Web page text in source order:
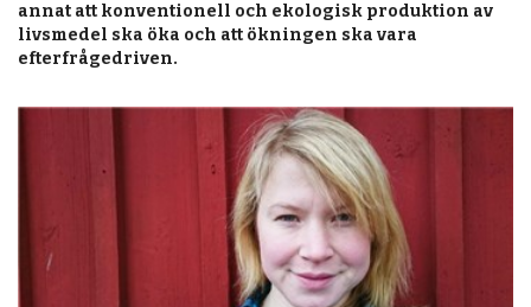
PRENUMERERA
OM OSS
annat att konventionell och ekologisk produktion av
livsmedel ska öka och att ökningen ska vara
efterfrågedriven.